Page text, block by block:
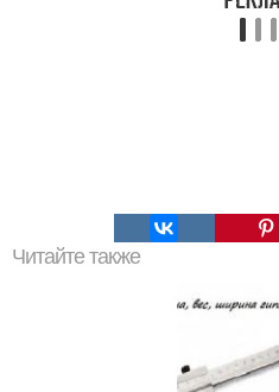
Читайте также